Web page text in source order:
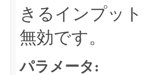
きるインプッ
無効です。
パラメータ: